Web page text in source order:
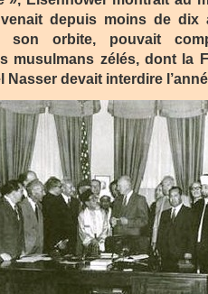
depuis moins de dix
son orbite, pouvait
musulmans zélés, dont la
Nasser devait interdire